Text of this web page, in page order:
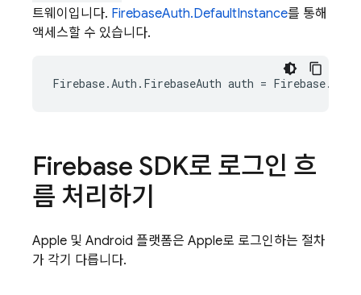
트웨이입니다. FirebaseAuth.DefaultInstance를 통해
액세스할 수 있습니다.
Firebase.Auth . FirebaseAuth auth = Firebase.
Firebase SDK로 로그인 흐
름 처리하기
Apple 및 Android 플랫폼은 Apple로 로그인하는 절차
가 각기 다릅니다.